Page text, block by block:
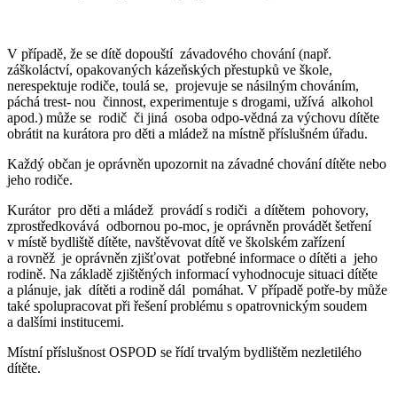
V případě, že se dítě dopouští závadového chování (např.
záškoláctví, opakovaných kázeňských přestupků ve škole,
nerespektuje rodiče, toulá se, projevuje se násilným chováním,
páchá trest- nou činnost, experimentuje s drogami, užívá alkohol
apod.) může se rodič či jiná osoba odpo-vědná za výchovu dítěte
obrátit na kurátora pro děti a mládež na místně příslušném úřadu.
Každý občan je oprávněn upozornit na závadné chování dítěte nebo
jeho rodiče.
Kurátor pro děti a mládež provádí s rodiči a dítětem pohovory,
zprostředkovává odbornou po-moc, je oprávněn provádět šetření
v místě bydliště dítěte, navštěvovat dítě ve školském zařízení
a rovněž je oprávněn zjišťovat potřebné informace o dítěti a jeho
rodině. Na základě zjištěných informací vyhodnocuje situaci dítěte
a plánuje, jak dítěti a rodině dál pomáhat. V případě potře-by může
také spolupracovat při řešení problému s opatrovnickým soudem
a dalšími institucemi.
Místní příslušnost OSPOD se řídí trvalým bydlištěm nezletilého
dítěte.